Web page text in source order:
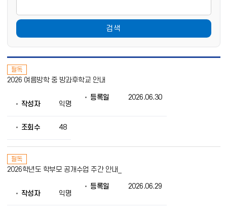
검색
지
사
제
목,
작
필독
2026 여름방학 중 방과후학교 안내
작성자 익명
등록일 2026.06.30
조회수 48
필독
2026학년도 학부모 공개수업 주간 안내_
작성자 익명
등록일 2026.06.29